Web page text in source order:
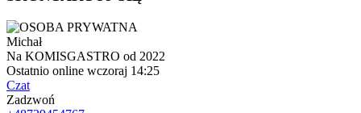
Michał
Na KOMISGASTRO od 2022
Ostatnio online wczoraj 14:25
Czat
Zadzwoń